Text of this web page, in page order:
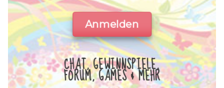
Anmelden
CHAT, GEWINNSPIELE,
FORUM, GAMES & MEHR